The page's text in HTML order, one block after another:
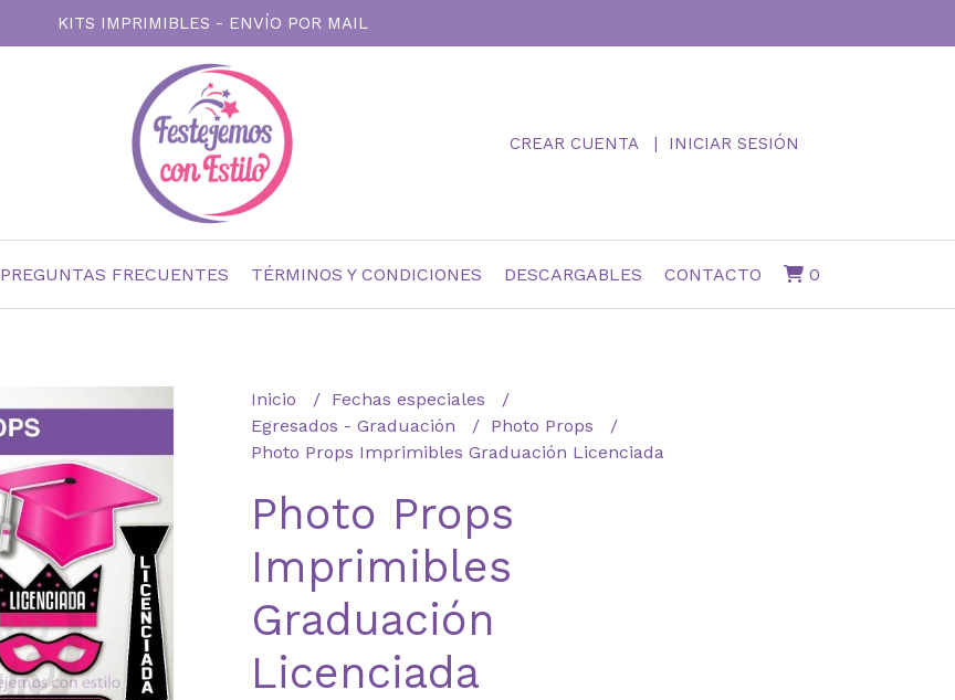
KITS IMPRIMIBLES - ENVÍO POR MAIL
CREAR CUENTA INICIAR SESIÓN
PREGUNTAS FRECUENTES TÉRMINOS Y CONDICIONES DESCARGABLES CONTACTO 0
Inicio
Fechas especiales
Egresados - Graduación
Photo Props
Photo Props Imprimibles Graduación Licenciada
Photo Props
Imprimibles
Graduación
Licenciada